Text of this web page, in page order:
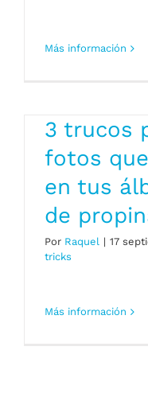
Más información
3 trucos
fotos
en tus
de
Por Raquel | 17
tricks
Más información